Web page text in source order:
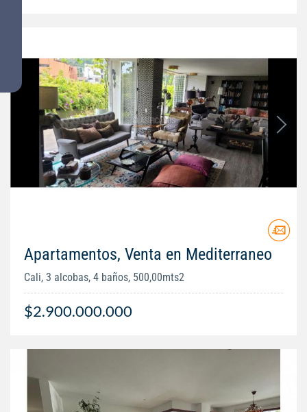
Apartamentos, Venta en Mediterraneo
Cali, 3 alcobas, 4 baños, 500,00mts2
$2.900.000.000